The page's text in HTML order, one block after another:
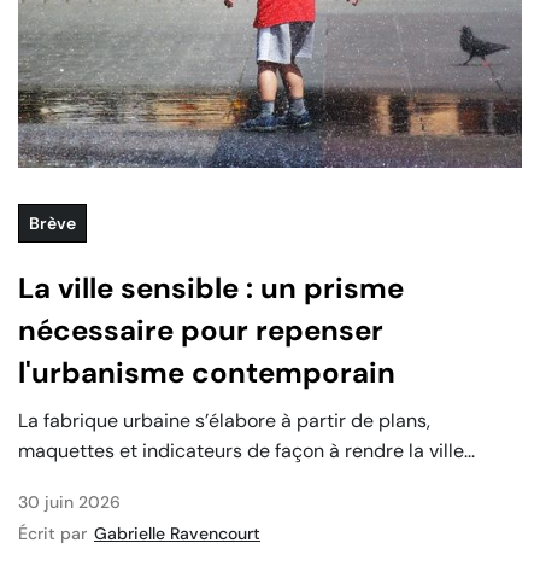
Brève
La ville sensible : un prisme
nécessaire pour repenser
l'urbanisme contemporain
La fabrique urbaine s’élabore à partir de plans,
maquettes et indicateurs de façon à rendre la ville...
30 juin 2026
Écrit par Gabrielle Ravencourt